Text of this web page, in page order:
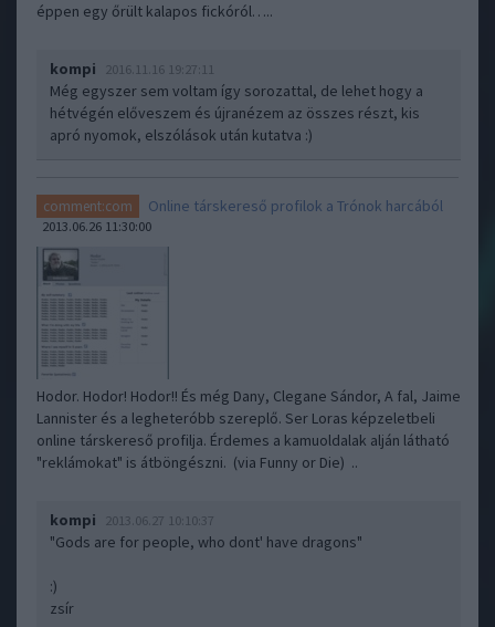
éppen egy őrült kalapos fickóról…..
kompi 2016.11.16 19:27:11
Még egyszer sem voltam így sorozattal, de lehet hogy a
hétvégén előveszem és újranézem az összes részt, kis
apró nyomok, elszólások után kutatva :)
comment:com Online társkereső profilok a Trónok harcából
2013.06.26 11:30:00
Hodor. Hodor! Hodor!! És még Dany, Clegane Sándor, A fal, Jaime
Lannister és a legheteróbb szereplő. Ser Loras képzeletbeli
online társkereső profilja. Érdemes a kamuoldalak alján látható
"reklámokat" is átböngészni. (via Funny or Die) ..
kompi 2013.06.27 10:10:37
"Gods are for people, who dont' have dragons"
:)
zsír